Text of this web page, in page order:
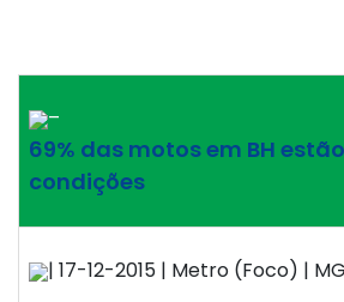
–
69% das motos em BH
condições
| 17-12-2015 | Metro (Foco) |